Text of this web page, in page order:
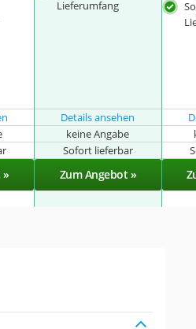
Lieferumfang
Details ansehen
keine Angabe
Sofort lieferbar
» Zum Angebot »